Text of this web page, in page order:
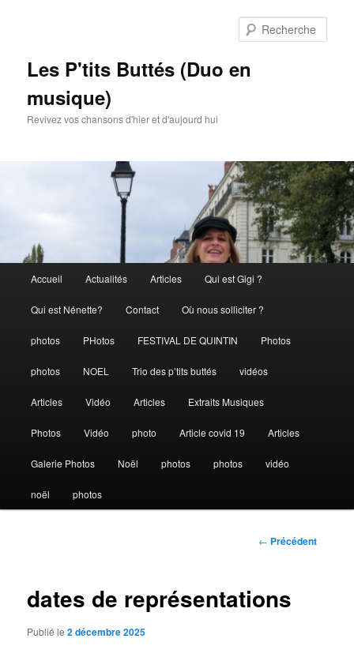
Les P'tits Buttés (Duo en
musique)
Revivez vos chansons d'hier et d'aujourd hui
principal
Aller
au
contenu
Accueil Actualités Articles Qui est Gigi ?
Qui est Nénette? Contact Où nous solliciter ?
photos PHotos FESTIVAL DE QUINTIN Photos
photos NOEL Trio des p’tits buttés vidéos
Articles Vidéo Articles Extraits Musiques
Photos Vidéo photo Article covid 19 Articles
Galerie Photos Noël photos photos vidéo
noël photos
Navigation
← Précédent
dates de représentations
Publié le2 décembre 2025